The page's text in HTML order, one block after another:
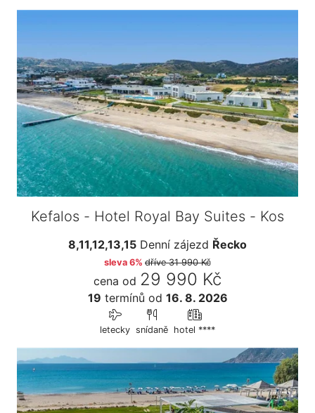
Kefalos - Hotel Royal Bay Suites - Kos
8,11,12,13,15 Denní zájezd Řecko
sleva 6% dříve31 990 Kč
cena od 29 990 Kč
19 termínů od 16. 8. 2026
letecky snídaně hotel ****